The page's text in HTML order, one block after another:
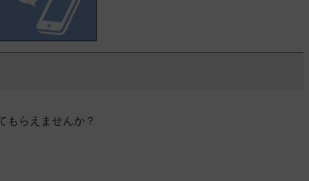
もらえませんか？